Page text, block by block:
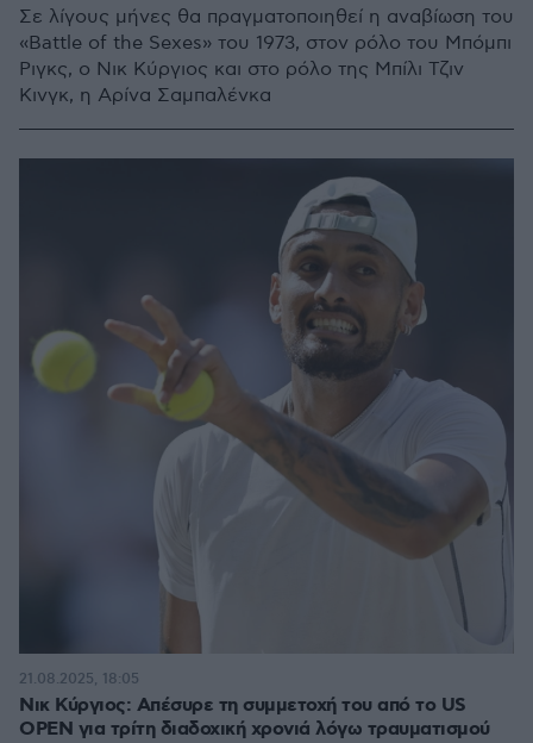
Σε λίγους μήνες θα πραγματοποιηθεί η αναβίωση του
«Battle of the Sexes» του 1973, στον ρόλο του Μπόμπι
Ριγκς, ο Νικ Κύργιος και στο ρόλο της Μπίλι Τζιν
Κινγκ, η Αρίνα Σαμπαλένκα
Νικ Κύργιος: Απέσυρε τη συμμετοχή του από το US
OPEN για τρίτη διαδοχική χρονιά λόγω τραυματισμού
21.08.2025, 18:05